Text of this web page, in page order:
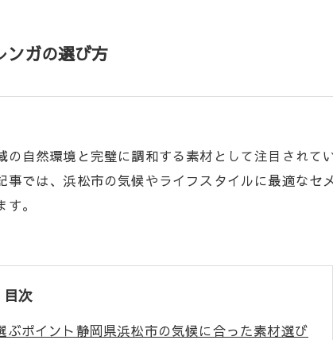
ンガの選び方
自然環境と完璧に調和する素材として注目されて
では、浜松市の気候やライフスタイルに最適なセ
。
目次
ポイント静岡県浜松市の気候に合った素材選び